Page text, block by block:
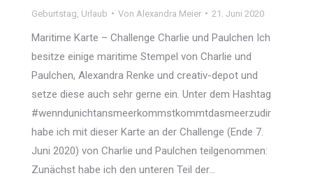
Geburtstag Urlaub Von Alexandra Meier 21. Juni 2020
Maritime Karte – Challenge Charlie und Paulchen Ich
besitze einige maritime Stempel von Charlie und
Paulchen, Alexandra Renke und creativ-depot und
setze diese auch sehr gerne ein. Unter dem Hashtag
#wenndunichtansmeerkommstkommtdasmeerzudir
habe ich mit dieser Karte an der Challenge (Ende 7.
Juni 2020) von Charlie und Paulchen teilgenommen:
Zunächst habe ich den unteren Teil der…